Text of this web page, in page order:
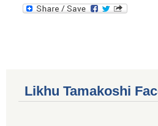
Likhu Tamakoshi